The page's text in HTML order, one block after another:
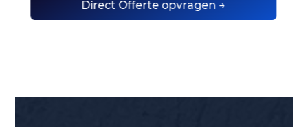
Direct Offerte opvragen →